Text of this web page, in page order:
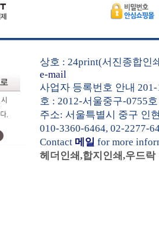
상호 : 24print(서진종합인
e-mail
사업자 등록번호 안내
호 : 2012-서울중구-0755호
주소: 서울특별시 중구 인
010-3360-6464, 02-2277-
Contact 메일 for more
헤더인쇄,합지인쇄,우드락